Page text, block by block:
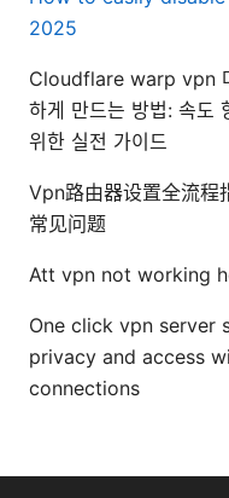
2025
Cloudflare warp vpn
하게 만드는 방법: 속도
위한 실전 가이드
Vpn路由器设置全流程
常见问题
Att vpn not working
One click vpn server
privacy and access
connections